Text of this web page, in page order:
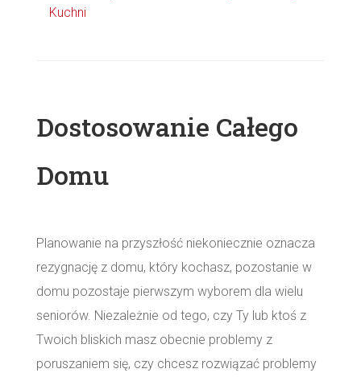
Kuchni
Dostosowanie Całego
Domu
Planowanie na przyszłość niekoniecznie oznacza
rezygnację z domu, który kochasz, pozostanie w
domu pozostaje pierwszym wyborem dla wielu
seniorów. Niezależnie od tego, czy Ty lub ktoś z
Twoich bliskich masz obecnie problemy z
poruszaniem się, czy chcesz rozwiązać problemy